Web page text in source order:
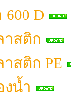
600 D
าสติก
สติก PE
งน้ำ